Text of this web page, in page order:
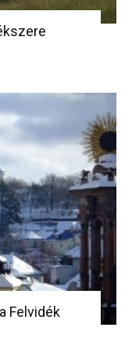
Felvidék